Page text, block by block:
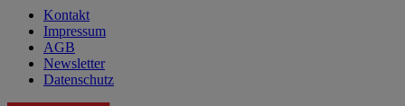
Kontakt
Impressum
AGB
Newsletter
Datenschutz